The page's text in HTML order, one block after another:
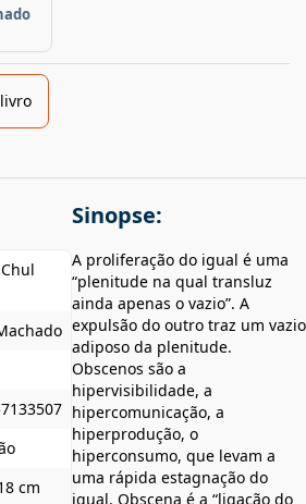
cm
Sinopse:
A proliferação do igual é uma
“plenitude na qual transluz
ainda apenas o vazio”. A
expulsão do outro traz um vazio
adiposo da plenitude.
Obscenos são a
hipervisibilidade, a
hipercomunicação, a
hiperprodução, o
hiperconsumo, que levam a
uma rápida estagnação do
igual. Obscena é a “ligação do